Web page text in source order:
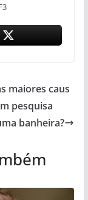
maiores caus
pesquisa
banheira?